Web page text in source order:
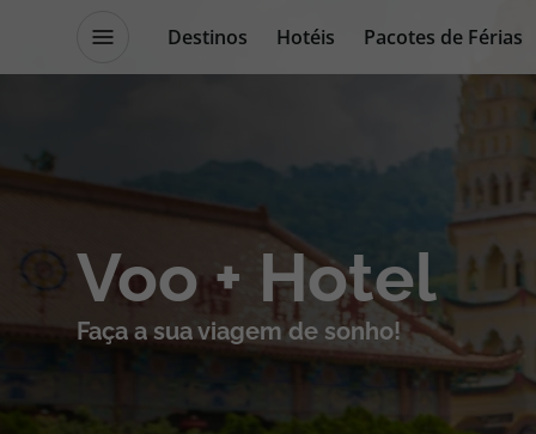
Destinos Hotéis Pacotes de Férias
Voos Cruzeiros
Voo + Hotel
Faça a sua viagem de sonho!